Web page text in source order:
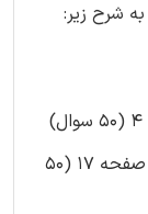
به شرح زیر:
سوالات زبان و ادبیات فارسی - صفحه 17 (50